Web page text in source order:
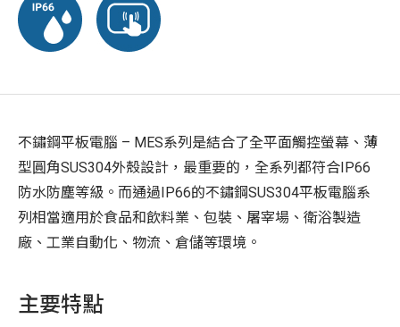
不鏽鋼平板電腦 – MES系列是結合了全平面觸控螢幕、薄
型圓角SUS304外殼設計，最重要的，全系列都符合IP66
防水防塵等級。而通過IP66的不鏽鋼SUS304平板電腦系
列相當適用於食品和飲料業、包裝、屠宰場、衛浴製造
廠、工業自動化、物流、倉儲等環境。
主要特點